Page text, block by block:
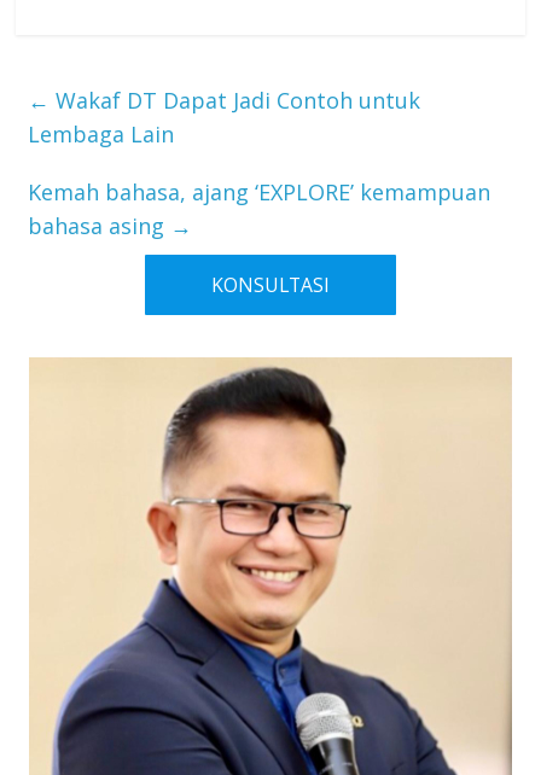
← Wakaf DT Dapat Jadi Contoh untuk
Lembaga Lain
Kemah bahasa, ajang ‘EXPLORE’ kemampuan
bahasa asing →
KONSULTASI